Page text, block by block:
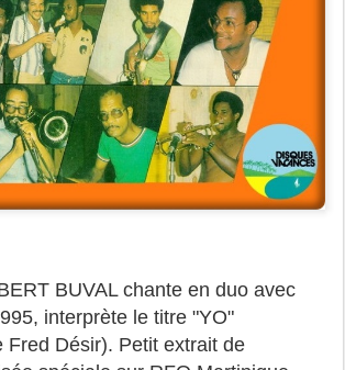
BUVAL chante en duo avec
interprète le titre "YO"
Fred Désir). Petit extrait de